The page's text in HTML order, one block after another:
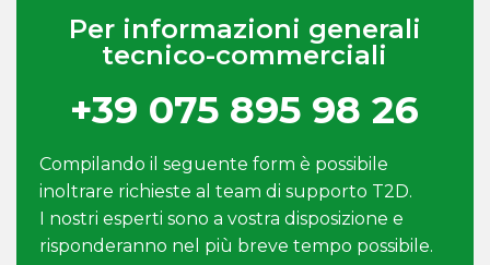
Per informazioni generali
tecnico-commerciali
+39 075 895 98 26
Compilando il seguente form è possibile
inoltrare richieste al team di supporto T2D.
I nostri esperti sono a vostra disposizione e
risponderanno nel più breve tempo possibile.